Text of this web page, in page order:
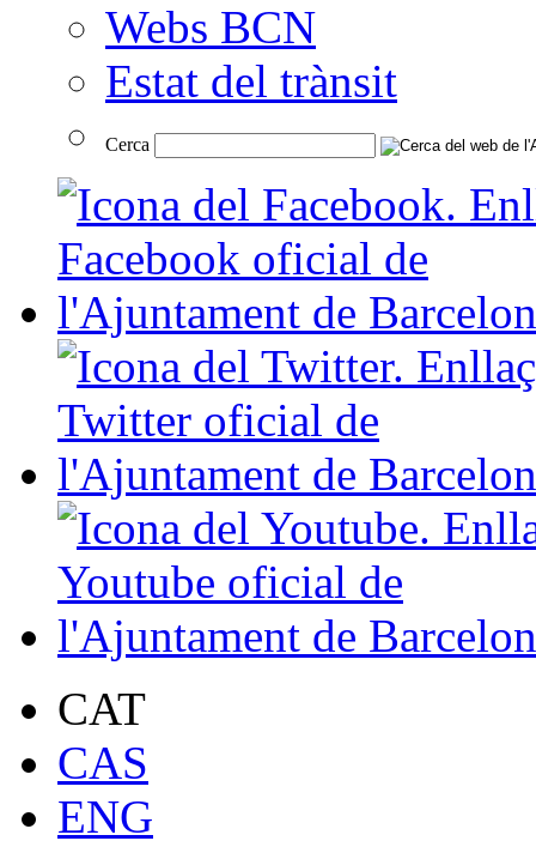
Webs BCN
Estat del trànsit
Cerca
CAT
CAS
ENG